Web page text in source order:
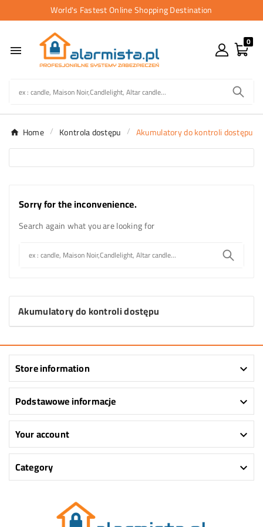
World's Fastest Online Shopping Destination

0
Home Kontrola dostępu Akumulatory do kontroli dostępu
Sorry for the inconvenience.
Search again what you are looking for
Akumulatory do kontroli dostępu
Store information 
Podstawowe informacje 
Your account 
Category 